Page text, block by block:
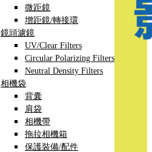
微距鏡
增距鏡/轉接環
鏡頭濾鏡
UV/Clear Filters
Circular Polarizing Filters
Neutral Density Filters
相機袋
背囊
肩袋
相機帶
拖拉相機箱
保護裝備/配件